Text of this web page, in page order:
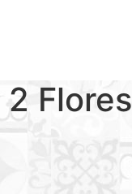
Flores